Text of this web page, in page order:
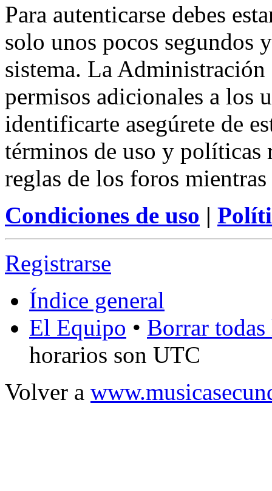
Para autenticarse debes
solo unos pocos segundos
sistema. La
permisos adicionales a los
identificarte asegúrete de
términos de uso y políticas
reglas de los foros
Condiciones de uso |
Registrarse
Índice general
El Equipo • Borrar
horarios son UTC
Volver a